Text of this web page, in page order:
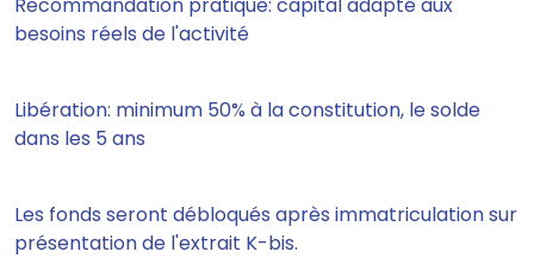
besoins réels de l'activité
Libération: minimum 50% à la constitution, le solde
dans les 5 ans
Les fonds seront débloqués après immatriculation sur
présentation de l'extrait K-bis.